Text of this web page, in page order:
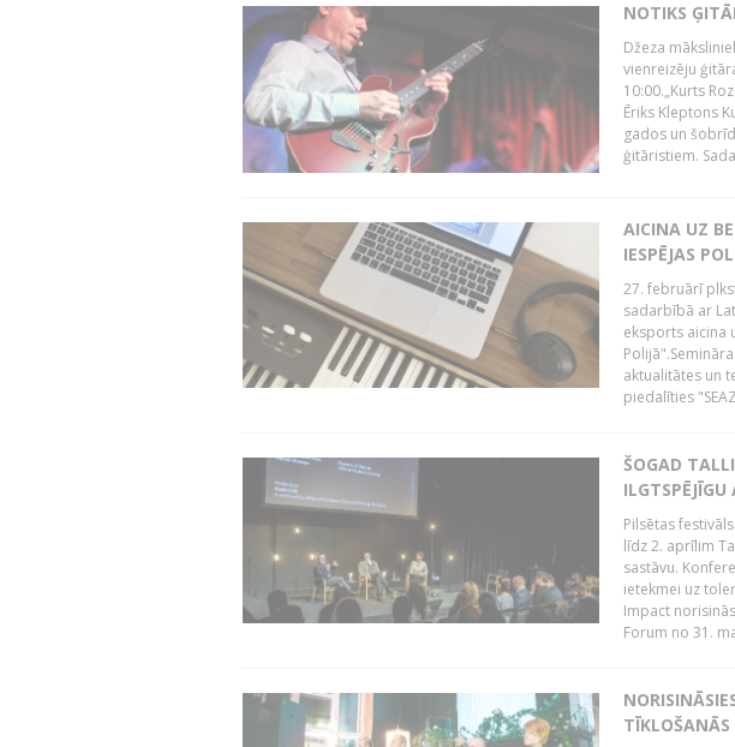
NOTIKS
Džeza
vienreizēju
10:00.„Kurts
Ēriks Kleptons
gados un
ģitāristiem.
AICINA UZ
IESPĒJAS
27. februārī
sadarbībā ar
eksports aicina
aktualitātes un
piedalīties
ŠOGAD
Pilsētas
līdz 2. aprīlim
sastāvu.
ietekmei uz
Impact
Forum no 31.
TĪKLOŠANĀS